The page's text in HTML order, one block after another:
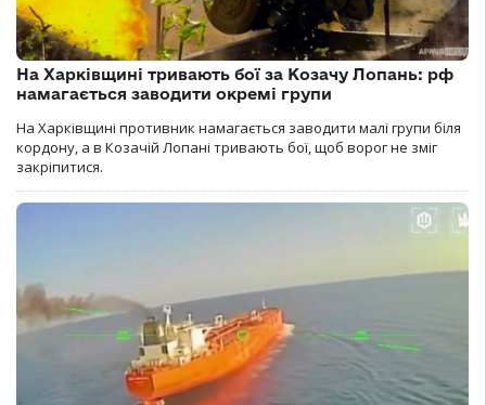
На Харківщині тривають бої за Козачу Лопань: рф
намагається заводити окремі групи
На Харківщині противник намагається заводити малі групи біля
кордону, а в Козачій Лопані тривають бої, щоб ворог не зміг
закріпитися.